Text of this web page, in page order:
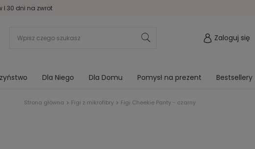
I 30 dni na zwrot
Zaloguj się
Dla Niego Dla Domu Pomysł na prezent Bestsellery
Strona główna Figi z mikrofibry Figi Cheekie Panty - czarny